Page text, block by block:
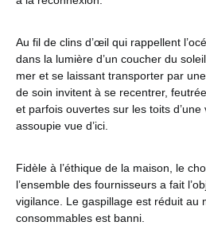
Au fil de clins d’œil qui rappellent
dans la lumière d’un coucher du
mer et se laissant transporter par
de soin invitent à se recentrer,
et parfois ouvertes sur les toits d’une
assoupie vue d’ici.
Fidèle à l’éthique de la maison, le
l’ensemble des fournisseurs a fait
vigilance. Le gaspillage est réduit au
consommables est banni.